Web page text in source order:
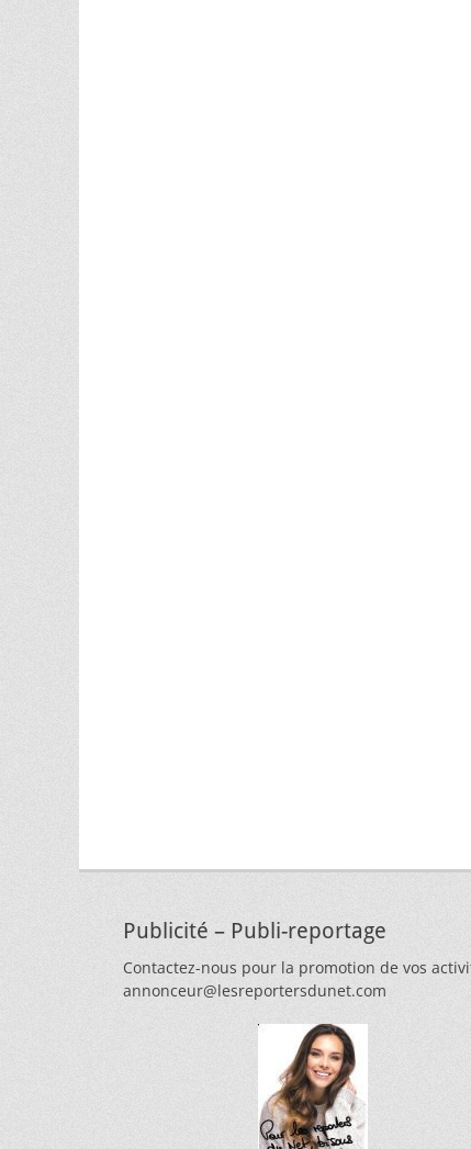
Publicité – Publi-reportage
Contactez-nous pour la promotion de vos
annonceur@lesreportersdunet.com